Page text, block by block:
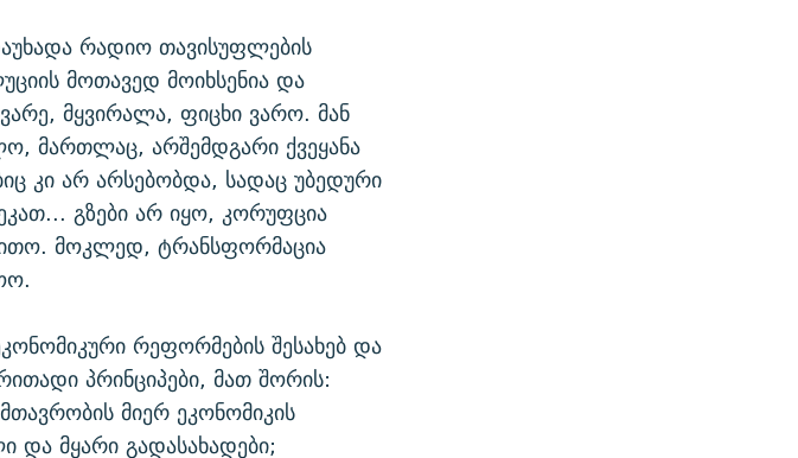
რადიო თავისუფლების
მოთავედ მოიხსენია და
მყვირალა, ფიცხი ვარო. მან
მართლაც, არშემდგარი ქვეყანა
კი არ არსებობდა, სადაც უბედური
გზები არ იყო, კორუფცია
მოკლედ, ტრანსფორმაცია
რეფორმების შესახებ და
პრინციპები, მათ შორის:
მიერ ეკონომიკის
მყარი გადასახადები;